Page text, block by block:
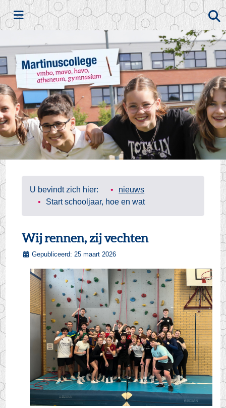
Zoeken
U bevindt zich hier:
nieuws
Start schooljaar, hoe en wat
Wij rennen, zij vechten
Gepubliceerd: 25 maart 2026